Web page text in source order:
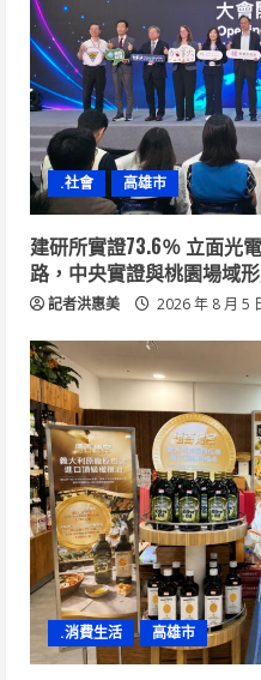
.社會 高雄市
建研所實證73.6％ 立面光
路，中央實證與桃園場域
記者洪惠美 2026 年 8 月 5
.消費生活 高雄市